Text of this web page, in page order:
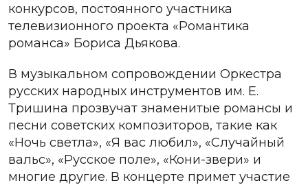
конкурсов, постоянного участника
телевизионного проекта «Романтика
романса» Бориса Дьякова.
В музыкальном сопровождении Оркестра
русских народных инструментов им. Е.
Тришина прозвучат знаменитые романсы и
песни советских композиторов, такие как
«Ночь светла», «Я вас любил», «Случайный
вальс», «Русское поле», «Кони-звери» и
многие другие. В концерте примет участие